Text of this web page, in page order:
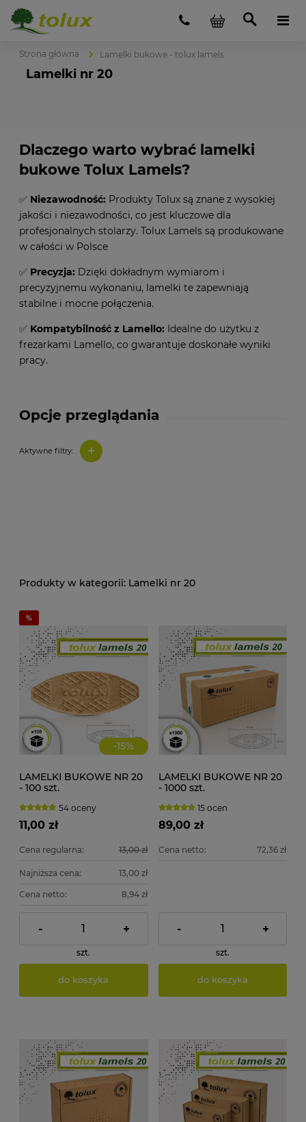
Strona główna Lamelki bukowe - tolux lamels
Lamelki nr 20
Opcje przeglądania
Aktywne filtry: +
Dlaczego warto wybrać lamelki
bukowe Tolux Lamels?
✅ Niezawodność: Produkty Tolux są znane z wysokiej
jakości i niezawodności, co jest kluczowe dla
profesjonalnych stolarzy. Tolux Lamels są produkowane
w całości w Polsce
✅ Precyzja: Dzięki dokładnym wymiarom i
precyzyjnemu wykonaniu, lamelki te zapewniają
stabilne i mocne połączenia.
✅ Kompatybilność z Lamello: Idealne do użytku z
frezarkami Lamello, co gwarantuje doskonałe wyniki
pracy.
Lamelki nr 20
-15%
LAMELKI BUKOWE NR 20
- 100 szt.
54 oceny
11,00 zł
Cena regularna: 13,00 zł
Najniższa cena: 13,00 zł
Cena netto: 8,94 zł
- +
szt.
do koszyka
LAMELKI BUKOWE NR 20
- 1000 szt.
15 ocen
89,00 zł
Cena netto: 72,36 zł
- +
szt.
do koszyka